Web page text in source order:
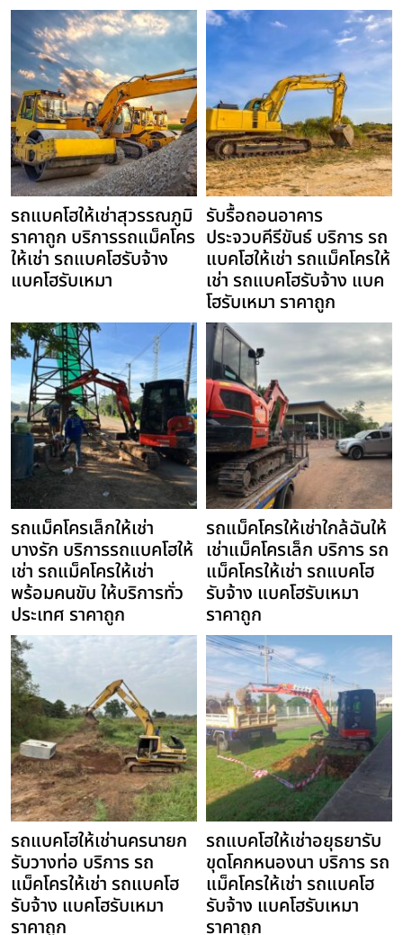
รถแบคโฮให้เช่าสุวรรณภูมิ
ราคาถูก บริการรถแม็คโคร
ให้เช่า รถแบคโฮรับจ้าง
แบคโฮรับเหมา
รับรื้อถอนอาคาร
ประจวบคีรีขันธ์ บริการ รถ
แบคโฮให้เช่า รถแม็คโครให้
เช่า รถแบคโฮรับจ้าง แบค
โฮรับเหมา ราคาถูก
รถแม็คโครเล็กให้เช่า
บางรัก บริการรถแบคโฮให้
เช่า รถแม็คโครให้เช่า
พร้อมคนขับ ให้บริการทั่ว
ประเทศ ราคาถูก
รถแม็คโครให้เช่าใกล้ฉันให้
เช่าแม็คโครเล็ก บริการ รถ
แม็คโครให้เช่า รถแบคโฮ
รับจ้าง แบคโฮรับเหมา
ราคาถูก
รถแบคโฮให้เช่านครนายก
รับวางท่อ บริการ รถ
แม็คโครให้เช่า รถแบคโฮ
รับจ้าง แบคโฮรับเหมา
ราคาถูก
รถแบคโฮให้เช่าอยุธยารับ
ขุดโคกหนองนา บริการ รถ
แม็คโครให้เช่า รถแบคโฮ
รับจ้าง แบคโฮรับเหมา
ราคาถูก